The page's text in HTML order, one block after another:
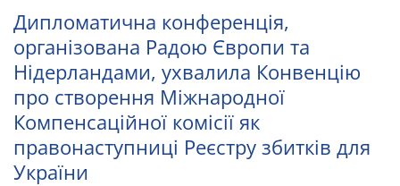
Дипломатична конференція,
організована Радою Європи та
Нідерландами, ухвалила Конвенцію
про створення Міжнародної
Компенсаційної комісії як
правонаступниці Реєстру збитків для
України